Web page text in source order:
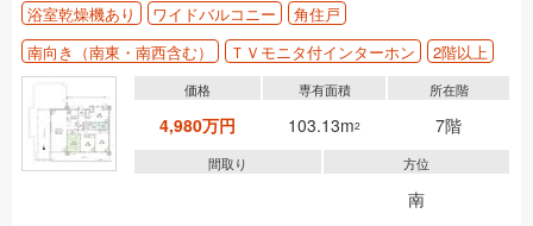
浴室乾燥機あり
ワイドバルコニー
角住戸
南向き（南東・南西含む）
ＴＶモニタ付インターホン 2階以上
価格
4,980万円
専有面積
103.13m2
所在階
7階
間取り 方位
南